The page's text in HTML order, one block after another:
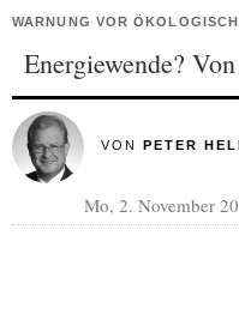
WARNUNG VOR
Energiewende?
VON PETER
Mo, 2. November